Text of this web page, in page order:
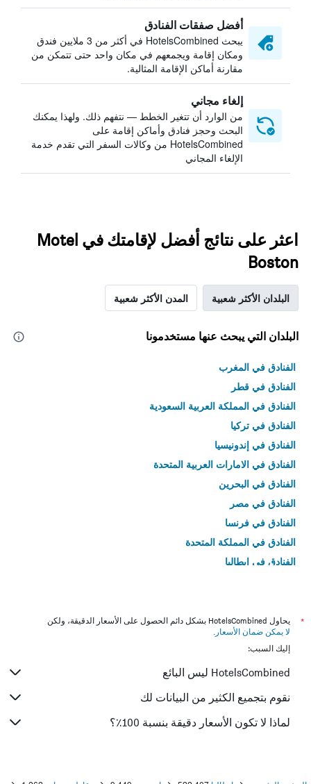
أفضل صفقات الفنادق
يبحث HotelsCombined في أكثر من 3 ملايين فندق
ومكان إقامة ويجمعهم في مكان واحد حتى تتمكن من
مقارنة أماكن الإقامة المثالية.
إلغاء مجاني
من الوارد أن تتغير الخطط — نتفهم ذلك. ولهذا يمكنك
البحث وحجز فنادق وأماكن إقامة على
HotelsCombined من وكالات السفر التي تقدم خدمة
الإلغاء المجاني
اعثر على نتائج أفضل لإقامتك في Motel
Boston
البلدان الأكثر شعبية المدن الأكثر شعبية
البلدان التي يبحث عنها مستخدمونا
الفنادق في المغرب
الفنادق في قطر
الفنادق في المملكة العربية السعودية
الفنادق في تركيا
الفنادق في إندونيسيا
الفنادق في الامارات العربية المتحدة
الفنادق في البحرين
الفنادق في مصر
الفنادق في فرنسا
الفنادق في المملكة المتحدة
الفنادق في إيطاليا
*
يحاول HotelsCombined بشكل دائم الحصول على الأسعار الدقيقة، ولكن
لا يمكن ضمان الأسعار .
إليك السبب:
HotelsCombined ليس البائع
نقوم بتجميع الكثير من البيانات لك
لماذا لا تكون الأسعار دقيقة بنسبة 100٪؟